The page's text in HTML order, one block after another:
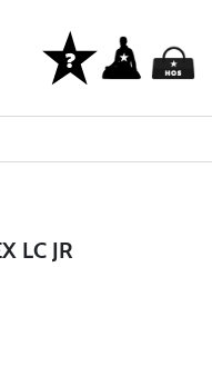
LC JR